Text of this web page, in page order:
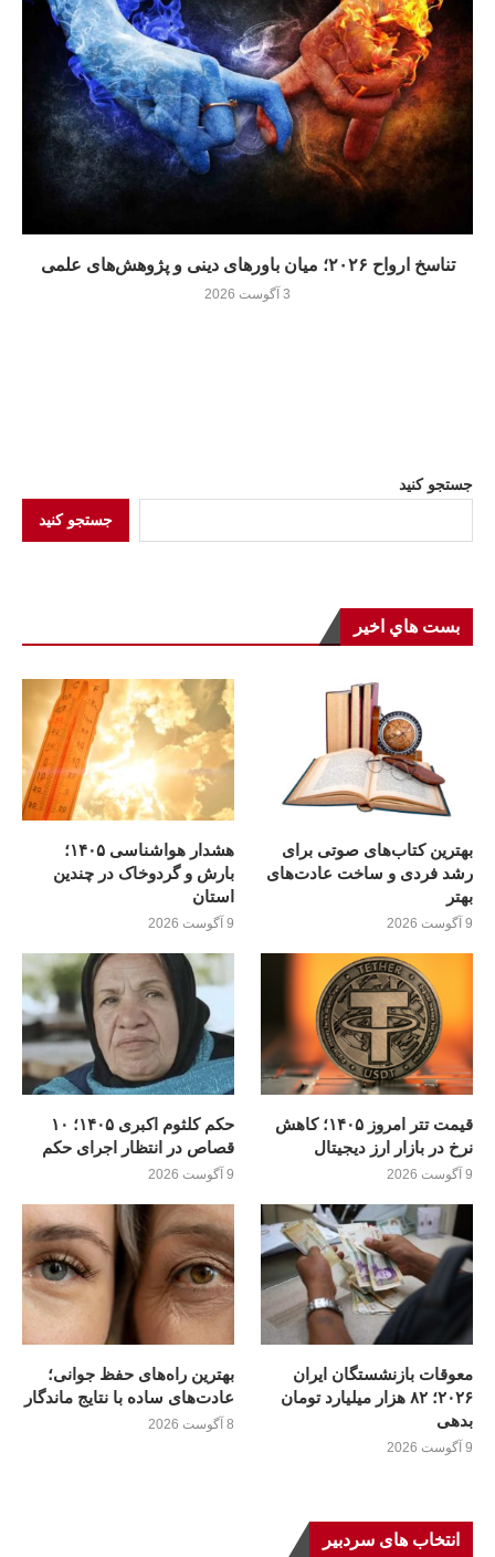
تناسخ ارواح ۲۰۲۶؛ میان باورهای دینی و پژوهش‌های علمی
3 آگوست 2026
جستجو کنید
جستجو کنید
بست هاي اخير
بهترین کتاب‌های صوتی برای
رشد فردی و ساخت عادت‌های
بهتر
9 آگوست 2026
هشدار هواشناسی ۱۴۰۵؛
بارش و گردوخاک در چندین
استان
9 آگوست 2026
قیمت تتر امروز ۱۴۰۵؛ کاهش
نرخ در بازار ارز دیجیتال
9 آگوست 2026
حکم کلثوم اکبری ۱۴۰۵؛ ۱۰
قصاص در انتظار اجرای حکم
9 آگوست 2026
معوقات بازنشستگان ایران
۲۰۲۶؛ ۸۲ هزار میلیارد تومان
بدهی
9 آگوست 2026
بهترین راه‌های حفظ جوانی؛
عادت‌های ساده با نتایج ماندگار
8 آگوست 2026
انتخاب های سردبیر